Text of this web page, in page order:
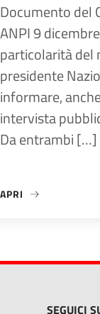
Documento del
ANPI 9
particolarità del
presidente
informare,
intervista
Da entrambi […]
APRI
«»
SEGUICI